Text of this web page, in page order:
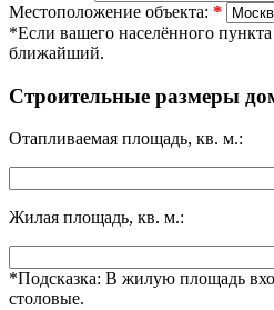
Местоположение объекта: *
*Если вашего населённого
ближайший.
Строительные размеры
Отапливаемая площадь, кв. м.:
Жилая площадь, кв. м.:
*Подсказка: В жилую площадь
столовые.